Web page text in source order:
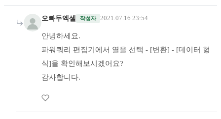
오빠두엑셀 작성자 2021.07.16 23:54
안녕하세요.
파워쿼리 편집기에서 열을 선택 - [변환] - [데이터 형
식]을 확인해보시겠어요?
감사합니다.